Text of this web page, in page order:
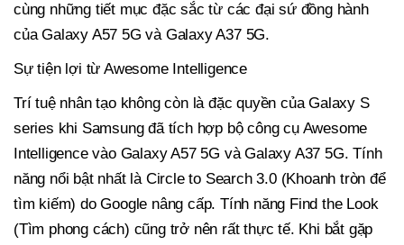
cùng những tiết mục đặc sắc từ các đại sứ đồng hành
của Galaxy A57 5G và Galaxy A37 5G.
Sự tiện lợi từ Awesome Intelligence
Trí tuệ nhân tạo không còn là đặc quyền của Galaxy S
series khi Samsung đã tích hợp bộ công cụ Awesome
Intelligence vào Galaxy A57 5G và Galaxy A37 5G. Tính
năng nổi bật nhất là Circle to Search 3.0 (Khoanh tròn để
tìm kiếm) do Google nâng cấp. Tính năng Find the Look
(Tìm phong cách) cũng trở nên rất thực tế. Khi bắt gặp